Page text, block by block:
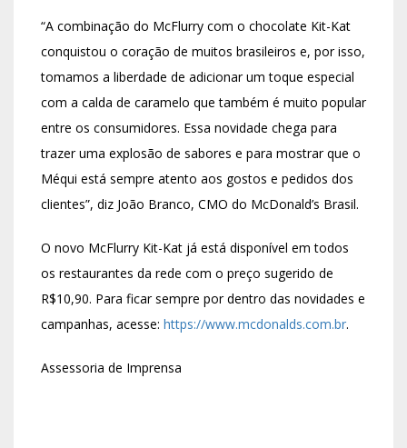
“A combinação do McFlurry com o chocolate Kit-Kat
conquistou o coração de muitos brasileiros e, por isso,
tomamos a liberdade de adicionar um toque especial
com a calda de caramelo que também é muito popular
entre os consumidores. Essa novidade chega para
trazer uma explosão de sabores e para mostrar que o
Méqui está sempre atento aos gostos e pedidos dos
clientes”, diz João Branco, CMO do McDonald’s Brasil.
O novo McFlurry Kit-Kat já está disponível em todos
os restaurantes da rede com o preço sugerido de
R$10,90. Para ficar sempre por dentro das novidades e
campanhas, acesse: https://www.mcdonalds.com.br.
Assessoria de Imprensa